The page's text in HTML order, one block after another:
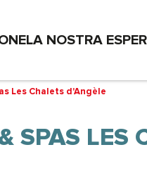
LA NOSTRA
Les Chalets d'Angèle
SPAS LES